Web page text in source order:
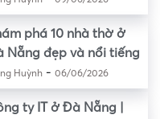
phá 10 nhà thờ ở
Nẵng đẹp và nổi tiếng
Huỳnh- 06/06/2026
ty IT ở Đà Nẵng |